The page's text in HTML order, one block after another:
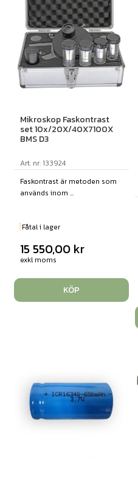
Mikroskop Faskontrast
set 10x/20X/40X7100X
BMS D3
Art. nr: 133924
Faskontrast är metoden som
används inom ...
Fåtal i lager
15 550,00 kr
exkl moms
KÖP